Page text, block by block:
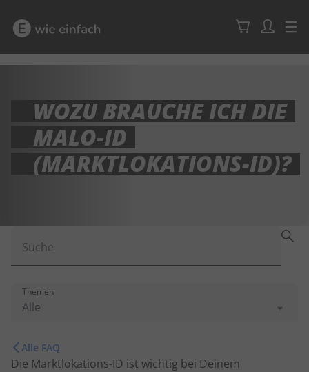
WOZU BRAUCHE ICH DIE
MALO-ID
(MARKTLOKATIONS-ID)?
Suche
Alle
Themen
Alle FAQ
Die Marktlokations-ID ist wichtig bei Deinem